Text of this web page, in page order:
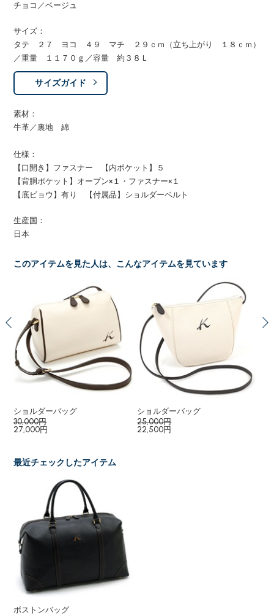
チョコ／ベージュ
サイズ：
タテ ２７ ヨコ ４９ マチ ２９ｃｍ（立ち上がり １８ｃｍ）
／重量 １１７０ｇ／容量 約３８Ｌ
サイズガイド
素材：
牛革／裏地 綿
仕様：
【口開き】ファスナー 【内ポケット】５
【背胴ポケット】オープン×１・ファスナー×１
【底ビョウ】有り 【付属品】ショルダーベルト
生産国：
日本
このアイテムを見た人は、こんなアイテムを見ています
ショルダーバッグ
30,000円
27,000円
ショルダーバッグ
25,000円
22,500円
最近チェックしたアイテム
ボストンバッグ